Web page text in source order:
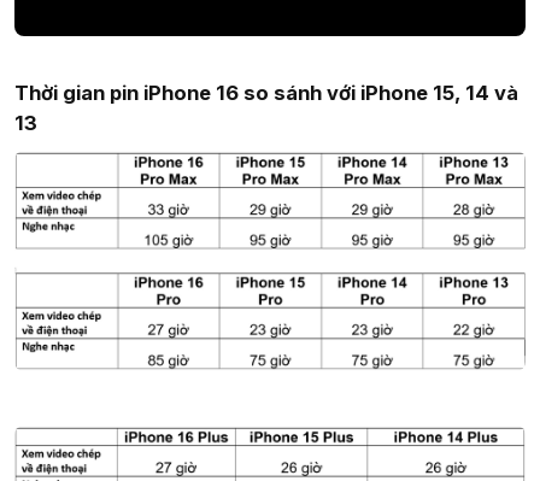
Thời gian pin iPhone 16 so sánh với iPhone 15, 14 và
13